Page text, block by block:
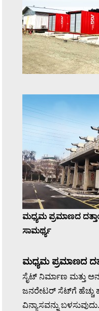
ಮಧ್ಯಮ ಪ್ರಮಾಣದ
ಸಾಮರ್ಥ್ಯ
ಮಧ್ಯಮ ಪ್ರಮಾಣದ
ಸೈಟ್ ನಿರ್ಮಾಣ ಮತ್ತು
ಜನರೇಟರ್ ಸೆಟ್‌ಗೆ ಹೆಚ್ಚು
ವಿನ್ಯಾಸವನ್ನು ಬಳಸುವುದು.